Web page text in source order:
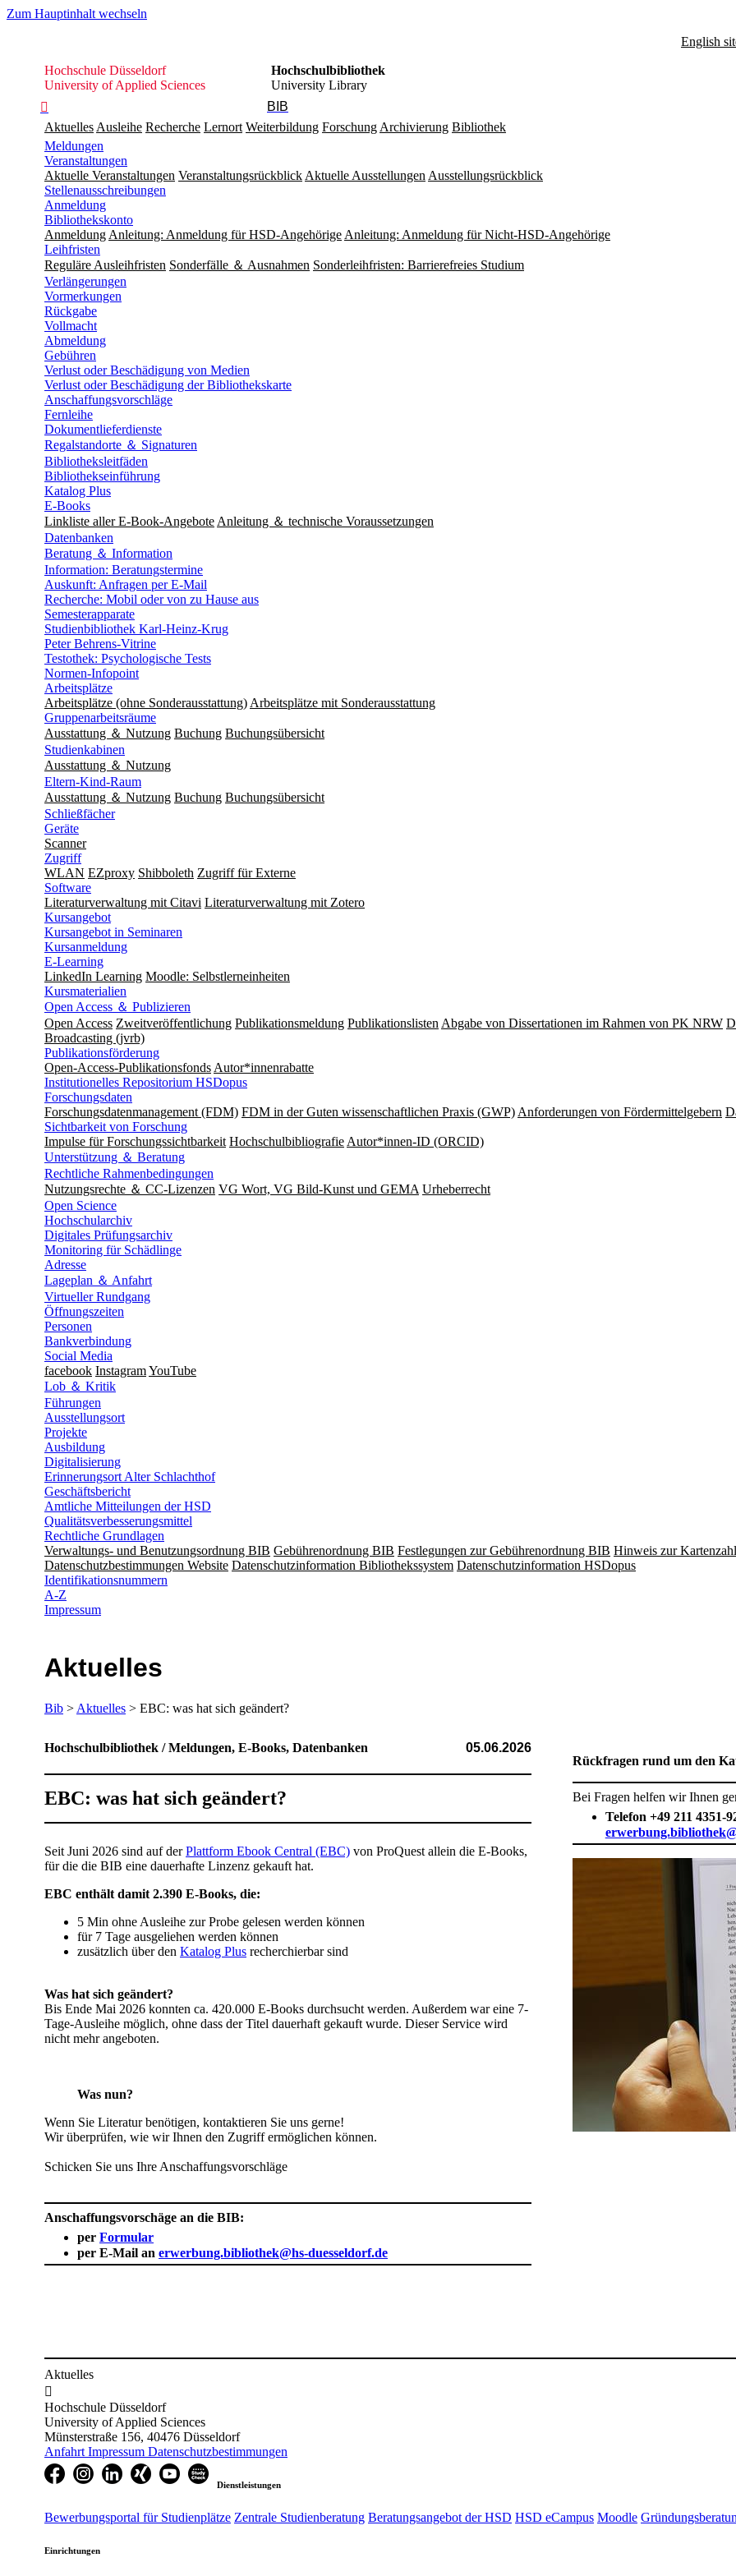
Zum Hauptinhalt wechseln
Hochschule
Düsseldorf
Hochschule Düsseldorf
University of Applied Sciences
Hochschulbibliothek
University Library

BIB
English
Aktuelles Ausleihe Recherche Lernort Weiterbildung Forschung Archivierung Bibliothek
Meldungen
Veranstaltungen
Aktuelle Veranstaltungen Veranstaltungsrückblick Aktuelle Ausstellungen Ausstellungsrückblick
Stellenausschreibungen
Anmeldung
Bibliothekskonto
Anmeldung Anleitung: Anmeldung für HSD-Angehörige Anleitung: Anmeldung für Nicht-HSD-Angehörige
Leihfristen
Reguläre Ausleihfristen Sonderfälle ＆ Ausnahmen Sonderleihfristen: Barrierefreies Studium
Verlängerungen
Vormerkungen
Rückgabe
Vollmacht
Abmeldung
Gebühren
Verlust oder Beschädigung von Medien
Verlust oder Beschädigung der Bibliothekskarte
Anschaffungsvorschläge
Fernleihe
Dokumentlieferdienste
Regalstandorte ＆ Signaturen
Bibliotheksleitfäden
Bibliothekseinführung
Katalog Plus
E-Books
Linkliste aller E-Book-Angebote Anleitung ＆ technische Voraussetzungen
Datenbanken
Beratung ＆ Information
Information: Beratungstermine
Auskunft: Anfragen per E-Mail
Recherche: Mobil oder von zu Hause aus
Semesterapparate
Studienbibliothek Karl-Heinz-Krug
Peter Behrens-Vitrine
Testothek: Psychologische Tests
Normen-Infopoint
Arbeitsplätze
Arbeitsplätze (ohne Sonderausstattung) Arbeitsplätze mit Sonderausstattung
Gruppenarbeitsräume
Ausstattung ＆ Nutzung Buchung Buchungsübersicht
Studienkabinen
Ausstattung ＆ Nutzung
Eltern-Kind-Raum
Ausstattung ＆ Nutzung Buchung Buchungsübersicht
Schließfächer
Geräte
Scanner
Zugriff
WLAN EZproxy Shibboleth Zugriff für Externe
Software
Literaturverwaltung mit Citavi Literaturverwaltung mit Zotero
Kursangebot
Kursangebot in Seminaren
Kursanmeldung
E-Learning
LinkedIn Learning Moodle: Selbstlerneinheiten
Kursmaterialien
Open Access ＆ Publizieren
Open Access Zweitveröffentlichung Publikationsmeldung Publikationslisten Abgabe von Dissertationen im Rahmen von PK NRW
Broadcasting (jvrb)
Publikationsförderung
Open-Access-Publikationsfonds Autor*innenrabatte
Institutionelles Repositorium HSDopus
Forschungsdaten
Forschungsdatenmanagement (FDM) FDM in der Guten wissenschaftlichen Praxis (GWP) Anforderungen von Fördermittelgebern
Sichtbarkeit von Forschung
Impulse für Forschungssichtbarkeit Hochschulbibliografie Autor*innen-ID (ORCID)
Unterstützung ＆ Beratung
Rechtliche Rahmenbedingungen
Nutzungsrechte ＆ CC-Lizenzen VG Wort, VG Bild-Kunst und GEMA Urheberrecht
Open Science
Hochschularchiv
Digitales Prüfungsarchiv
Monitoring für Schädlinge
Adresse
Lageplan ＆ Anfahrt
Virtueller Rundgang
Öffnungszeiten
Personen
Bankverbindung
Social Media
facebook InstagramYouTube
Lob ＆ Kritik
Führungen
Ausstellungsort
Projekte
Ausbildung
Digitalisierung
Erinnerungsort Alter Schlachthof
Geschäftsbericht
Amtliche Mitteilungen der HSD
Qualitätsverbesserungsmittel
Rechtliche Grundlagen
Verwaltungs- und Benutzungsordnung BIB Gebührenordnung BIB Festlegungen zur Gebührenordnung BIB Hinweis zur
Datenschutzbestimmungen Website Datenschutzinformation Bibliothekssystem Datenschutzinformation HSDopus
Identifikationsnummern
A-Z
Impressum
Aktuelles
Bib > Aktuelles > EBC: was hat sich geändert?
Hochschulbibliothek / Meldungen, E-Books, Datenbanken 05.06.2026
EBC: was hat sich geändert?
​​Seit Juni 2026 sind auf derPlattform Ebook Central (EBC) von ProQuest allein die E-Books,
für die die BIB eine dauerhafte Linzenz gekauft hat.
EBC enthält damit 2.390 E-Books, die:
5 Min ohne Ausleihe zur Probe gelesen werden können
für 7 Tage ausgeliehen werden können
zusätzlich über den Katalog Plus recherchierbar sind
Was hat sich geändert?
Bis Ende Mai 2026 konnten ca. 420.000 E-Books durchsucht werden. Außerdem war eine 7-
Tage-Ausleihe möglich, ohne dass der Titel dauerhaft gekauft wurde. Dieser Service wird
nicht mehr angeboten.
Was nun?
Wenn Sie Literatur benötigen, kontaktieren Sie uns gerne!
Wir überprüfen, wie wir Ihnen den Zugriff ermöglichen können.
Schicken Sie uns Ihre Anschaffungsvorschläge
Anschaffungsvorschäge an die BIB:
per Formular
per E-Mail an erwerbung.bibliothek@hs-duesseldorf.de
​Rückfragen rund um den
Bei Fragen helfen wir Ihnen
Telefon +49 211 4351-
Aktuelles

Hochschule Düsseldorf
University of Applied Sciences
Münsterstraße 156, 40476 Düsseldorf
Anfahrt Impressum Datenschutzbestimmungen
Dienstleistungen
Bewerbungsportal für Studienplätze Zentrale Studienberatung Beratungsangebot der HSD HSD eCampus Moodle
Einrichtungen